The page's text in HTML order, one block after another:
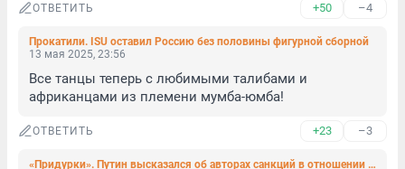
ОТВЕТИТЬ +50 –4
Прокатили. ISU оставил Россию без половины фигурной сборной
13 мая 2025, 23:56
Все танцы теперь с любимыми талибами и
африканцами из племени мумба-юмба!
ОТВЕТИТЬ +23 –3
«Придурки». Путин высказался об авторах санкций в отношении России